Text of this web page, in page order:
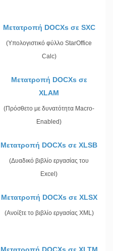
Μετατροπή DOCXs σε SXC
(Υπολογιστικό φύλλο StarOffice
Calc)
Μετατροπή DOCXs σε
XLAM
(Πρόσθετο με δυνατότητα Macro-
Enabled)
Μετατροπή DOCXs σε XLSB
(Δυαδικό βιβλίο εργασίας του
Excel)
Μετατροπή DOCXs σε XLSX
(Ανοίξτε το βιβλίο εργασίας XML)